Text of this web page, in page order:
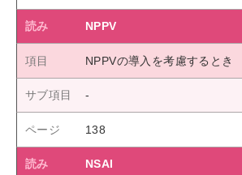
NPPV
NPPVの導入を考慮するとき
138
NSAI